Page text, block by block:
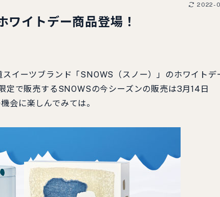
2022-
ワイトデー商品登場！
イーツブランド「SNOWS（スノー）」のホワイトデ
定で販売するSNOWSの今シーズンの販売は3月14日
会に楽しんでみては。